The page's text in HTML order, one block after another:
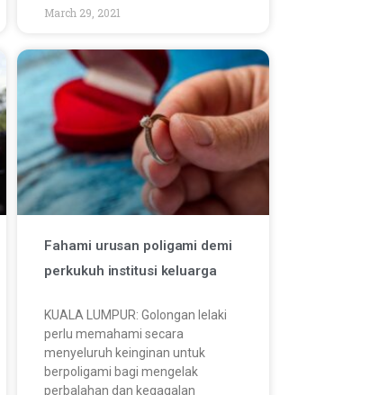
March 29, 2021
Fahami urusan poligami demi
perkukuh institusi keluarga
KUALA LUMPUR: Golongan lelaki
perlu memahami secara
menyeluruh keinginan untuk
berpoligami bagi mengelak
perbalahan dan kegagalan